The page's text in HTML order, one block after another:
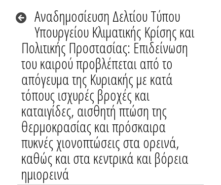
Αναδημοσίευση Δελτίου Τύπου
Υπουργείου Κλιματικής Κρίσης και
Πολιτικής Προστασίας: Επιδείνωση
του καιρού προβλέπεται από το
απόγευμα της Κυριακής με κατά
τόπους ισχυρές βροχές και
καταιγίδες, αισθητή πτώση της
θερμοκρασίας και πρόσκαιρα
πυκνές χιονοπτώσεις στα ορεινά,
καθώς και στα κεντρικά και βόρεια
ημιορεινά